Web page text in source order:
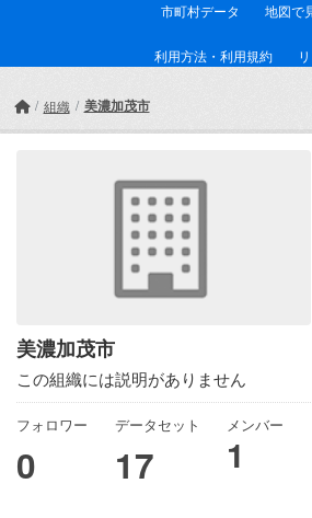
市町村データ 地図で
利用方法・利用規約
組織 美濃加茂市
美濃加茂市
この組織には説明がありません
フォロワー
0
データセット
17
メンバー
1